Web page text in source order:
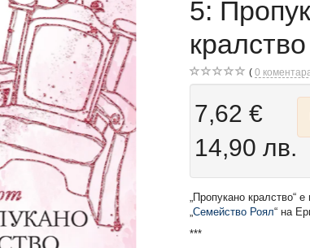
5:
кралство
0
7,62 €
14,90 лв.
„Пропукано кралство“
„Семейство Роял“ на
***